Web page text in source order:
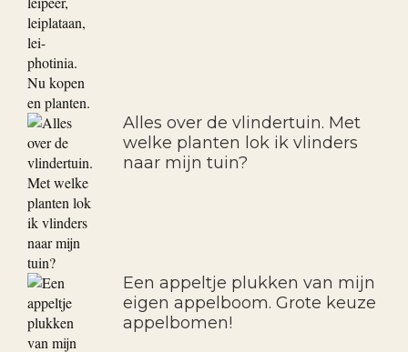
Alles over de vlindertuin. Met
welke planten lok ik vlinders
naar mijn tuin?
Een appeltje plukken van mijn
eigen appelboom. Grote keuze
appelbomen!